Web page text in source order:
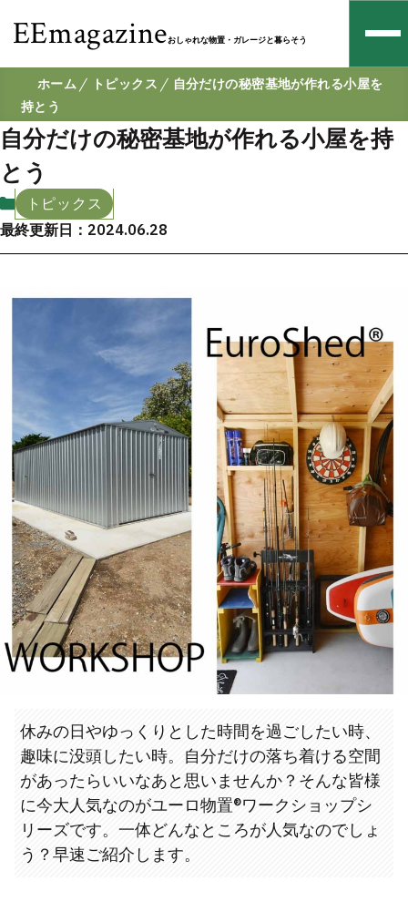
EEmagazineおしゃれな物置・ガレージと暮らそう
ホーム トピックス
自分だけの秘密基地が作れる小屋を
持とう
自分だけの秘密基地が作れる小屋を持
とう
トピックス
最終更新日：2024.06.28
休みの日やゆっくりとした時間を過ごしたい時、
趣味に没頭したい時。自分だけの落ち着ける空間
があったらいいなあと思いませんか？そんな皆様
に今大人気なのがユーロ物置®ワークショップシ
リーズです。一体どんなところが人気なのでしょ
う？早速ご紹介します。